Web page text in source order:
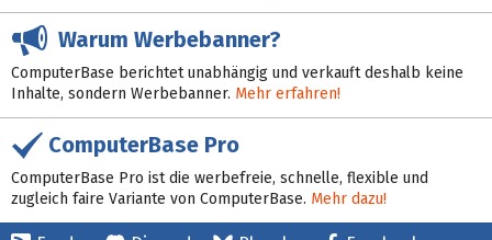
Warum Werbebanner?
ComputerBase berichtet unabhängig und verkauft deshalb keine
Inhalte, sondern Werbebanner. Mehr erfahren!
ComputerBase Pro
ComputerBase Pro ist die werbefreie, schnelle, flexible und
zugleich faire Variante von ComputerBase. Mehr dazu!